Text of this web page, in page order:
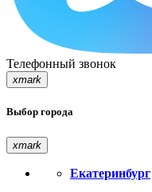
Телефонный звонок
xmark
Выбор города
xmark
Екатеринбург